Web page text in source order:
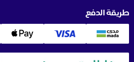
طريقة الدفع